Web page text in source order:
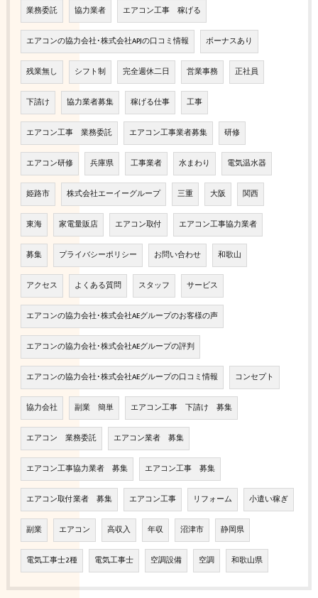
業務委託 協力業者 エアコン工事 稼げる
エアコンの協力会社･株式会社APJの口コミ情報 ボーナスあり
残業無し シフト制 完全週休二日 営業事務 正社員
下請け 協力業者募集 稼げる仕事 工事
エアコン工事 業務委託 エアコン工事業者募集 研修
エアコン研修 兵庫県 工事業者 水まわり 電気温水器
姫路市 株式会社エーイーグループ 三重 大阪 関西
東海 家電量販店 エアコン取付 エアコン工事協力業者
募集 プライバシーポリシー お問い合わせ 和歌山
アクセス よくある質問 スタッフ サービス
エアコンの協力会社･株式会社AEグループのお客様の声
エアコンの協力会社･株式会社AEグループの評判
エアコンの協力会社･株式会社AEグループの口コミ情報 コンセプト
協力会社 副業 簡単 エアコン工事 下請け 募集
エアコン 業務委託 エアコン業者 募集
エアコン工事協力業者 募集 エアコン工事 募集
エアコン取付業者 募集 エアコン工事 リフォーム 小遣い稼ぎ
副業 エアコン 高収入 年収 沼津市 静岡県
電気工事士2種 電気工事士 空調設備 空調 和歌山県